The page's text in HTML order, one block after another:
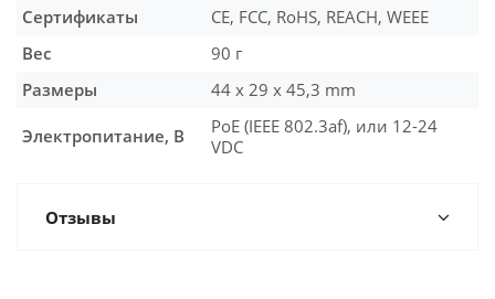
Сертификаты
CE, FCC, RoHS, REACH, WEEE
Вес
90 г
Размеры
44 x 29 x 45,3 mm
Электропитание, В
PoE (IEEE 802.3af), или 12-24
VDC
Отзывы